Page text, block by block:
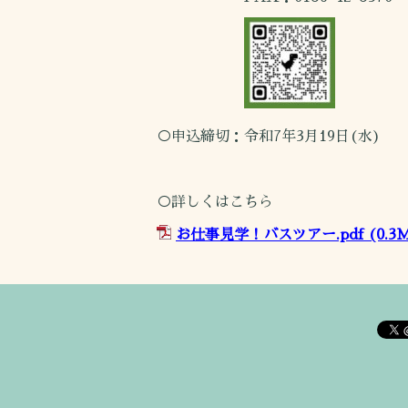
○申込締切：令和7年3月19日(水)
○詳しくはこちら
お仕事見学！バスツアー.pdf